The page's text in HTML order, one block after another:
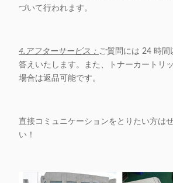
づいて行われます。
4.アフターサービス： ご質問には 24 時間
答えいたします。また、トナーカートリ
場合は返品可能です。
直接コミュニケーションをとりたい方は
い！